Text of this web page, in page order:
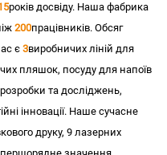
років досвіду. Наша фабрика
200працівників. Обсяг
є3виробничих ліній для
пляшок, посуду для напоїв
розробки та досліджень,
інновації. Наше сучасне
друку, 9 лазерних